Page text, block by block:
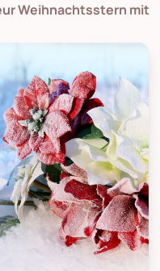
Weihnachtsstern mit